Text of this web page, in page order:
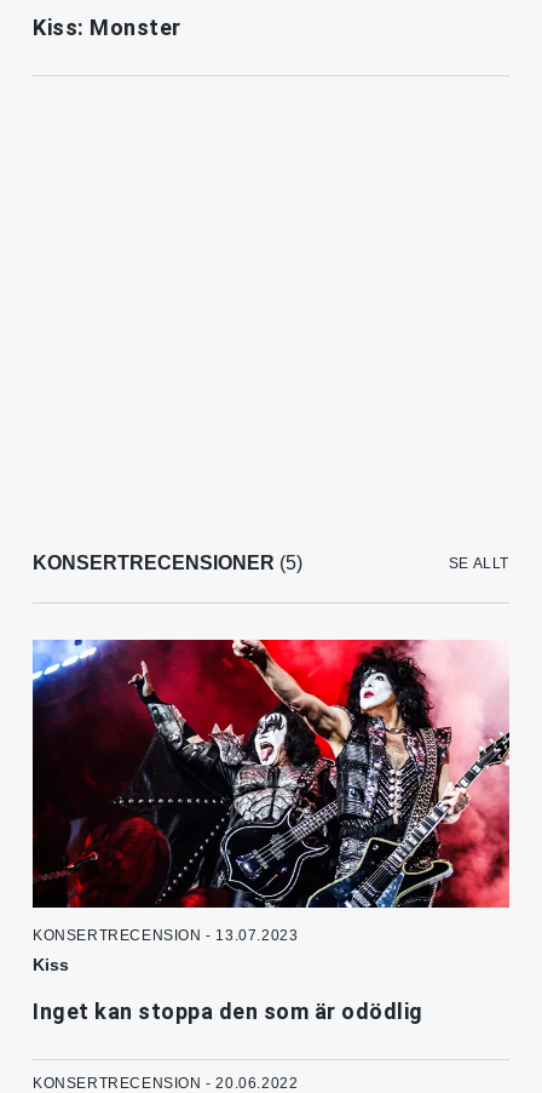
Kiss: Monster
KONSERTRECENSIONER (5) SE ALLT
KONSERTRECENSION - 13.07.2023
Kiss
Inget kan stoppa den som är odödlig
KONSERTRECENSION - 20.06.2022